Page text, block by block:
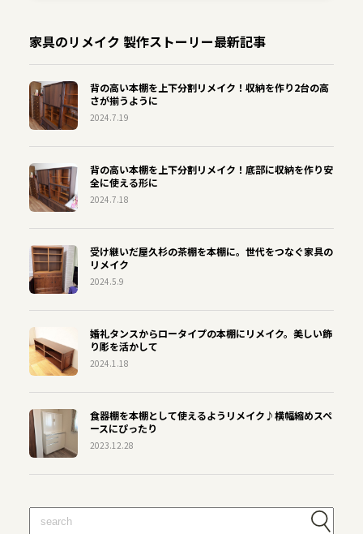
家具のリメイク 製作ストーリー最新記事
背の高い本棚を上下分割リメイク！収納を作り2台の高
さが揃うように
2024.7.19
背の高い本棚を上下分割リメイク！底部に収納を作り安
全に使える形に
2024.7.18
受け継いだ屋久杉の茶棚を本棚に。世代をつなぐ家具の
リメイク
2024.5.9
婚礼タンスからロータイプの本棚にリメイク。美しい飾
り彫を活かして
2024.1.18
食器棚を本棚として使えるようリメイク♪横幅縮めスペ
ースにぴったり
2023.12.28